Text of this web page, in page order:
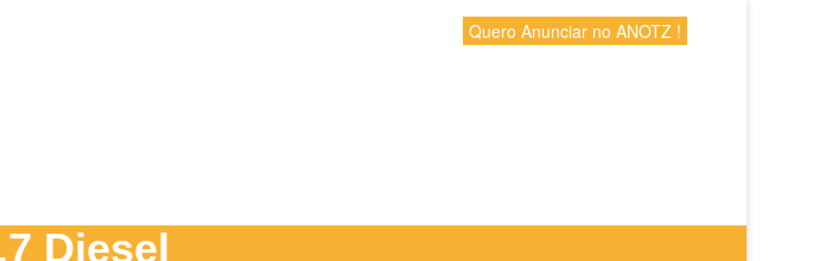
Quero Anunciar no ANOTZ !
Diesel